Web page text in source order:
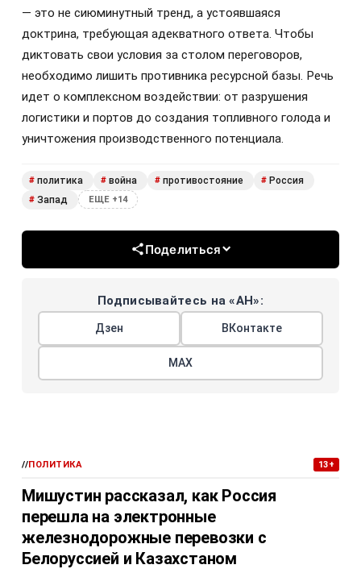
— это не сиюминутный тренд, а устоявшаяся
доктрина, требующая адекватного ответа. Чтобы
диктовать свои условия за столом переговоров,
необходимо лишить противника ресурсной базы. Речь
идет о комплексном воздействии: от разрушения
логистики и портов до создания топливного голода и
уничтожения производственного потенциала.
# политика # война # противостояние # Россия
# Запад ЕЩЕ +14
Поделиться
Подписывайтесь на «АН»:
Дзен ВКонтакте
МАХ
//ПОЛИТИКА 13+
Мишустин рассказал, как Россия
перешла на электронные
железнодорожные перевозки с
Белоруссией и Казахстаном